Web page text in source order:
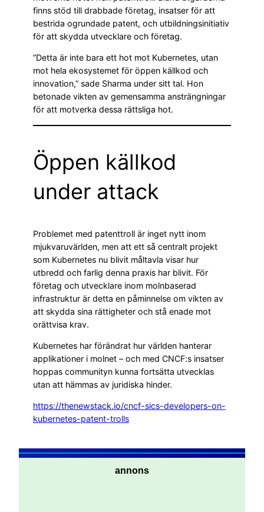
finns stöd till drabbade företag, insatser för att
bestrida ogrundade patent, och utbildningsinitiativ
för att skydda utvecklare och företag.
”Detta är inte bara ett hot mot Kubernetes, utan
mot hela ekosystemet för öppen källkod och
innovation,” sade Sharma under sitt tal. Hon
betonade vikten av gemensamma ansträngningar
för att motverka dessa rättsliga hot.
Öppen källkod
under attack
Problemet med patenttroll är inget nytt inom
mjukvaruvärlden, men att ett så centralt projekt
som Kubernetes nu blivit måltavla visar hur
utbredd och farlig denna praxis har blivit. För
företag och utvecklare inom molnbaserad
infrastruktur är detta en påminnelse om vikten av
att skydda sina rättigheter och stå enade mot
orättvisa krav.
Kubernetes har förändrat hur världen hanterar
applikationer i molnet – och med CNCF:s insatser
hoppas communityn kunna fortsätta utvecklas
utan att hämmas av juridiska hinder.
https://thenewstack.io/cncf-sics-developers-on-
kubernetes-patent-trolls
annons